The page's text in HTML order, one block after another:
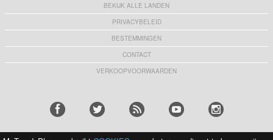
BEKIJK ALLE LANDEN
PRIVACYBELEID
BESTEMMINGEN
CONTACT
VERKOOPVOORWAARDEN